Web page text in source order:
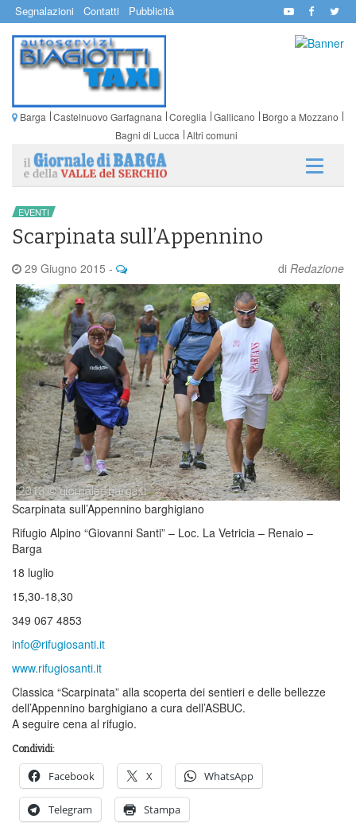
Segnalazioni Contatti Pubblicità
Barga Castelnuovo Garfagnana Coreglia Gallicano
Borgo a Mozzano
Bagni di Lucca Altri comuni
EVENTI
Scarpinata sull’Appennino
29 Giugno 2015 - di Redazione
Scarpinata sull’Appennino barghigiano
Rifugio Alpino “Giovanni Santi” – Loc. La Vetricia – Renaio –
Barga
18 luglio
15,30-18,30
349 067 4853
info@rifugiosanti.it
www.rifugiosanti.it
Classica “Scarpinata” alla scoperta dei sentieri e delle bellezze
dell’Appennino barghigiano a cura dell’ASBUC.
A seguire cena al rifugio.
Condividi:
Facebook X WhatsApp
Telegram Stampa